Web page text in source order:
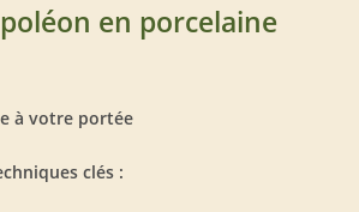
en porcelaine
à votre portée
clés :